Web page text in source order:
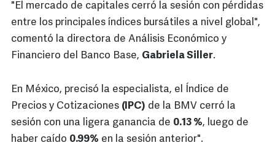
"El mercado de capitales cerró la sesión con pérdidas
entre los principales índices bursátiles a nivel global",
comentó la directora de Análisis Económico y
Financiero del Banco Base, Gabriela Siller.
En México, precisó la especialista, el Índice de
Precios y Cotizaciones (IPC) de la BMV cerró la
sesión con una ligera ganancia de 0.13 %, luego de
haber caído 0.99% en la sesión anterior".